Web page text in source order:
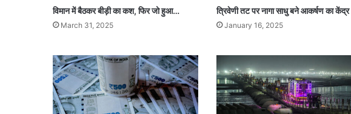
अ
त
फ
री
का
मा
विमान में बैठकर बीड़ी का कश, फिर जो हुआ…
March 31, 2025
त्रिवेणी तट पर नागा साधु बने आकर्षण का केंद्र
January 16, 2025